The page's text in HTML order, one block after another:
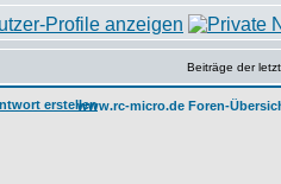
Beiträge der
www.rc-micro.de Foren-